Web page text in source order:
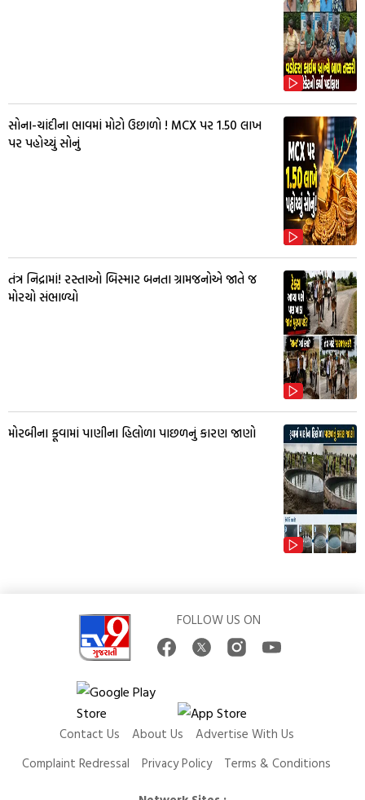
સોના-ચાંદીના ભાવમાં મોટો ઉછાળો ! MCX પર ₹1.50 લાખ
પર પહોચ્યું સોનું
તંત્ર નિદ્રામાં! રસ્તાઓ બિસ્માર બનતા ગ્રામજનોએ જાતે જ
મોરચો સંભાળ્યો
મોરબીના કૂવામાં પાણીના હિલોળા પાછળનું કારણ જાણો
FOLLOW US ON
Contact Us About Us
Advertise With Us
Complaint Redressal
Privacy Policy
Terms & Conditions